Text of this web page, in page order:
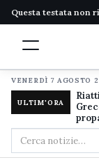
Questa testata non
VENERDÌ 7 AGOSTO
ULTIM'ORA
Cerca
nel